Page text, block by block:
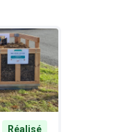
Réalisé